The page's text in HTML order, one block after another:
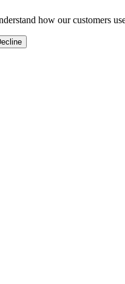
how our customers